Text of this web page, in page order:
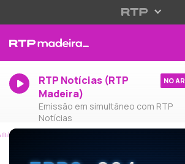
RTP Notícias (RTP
Madeira)
Emissão em simultâneo com RTP
Notícias
NO AR